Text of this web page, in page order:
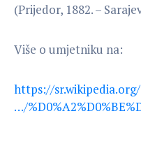
(Prijedor, 1882. –
Više o umjetniku na:
https://sr.wikipedia.org/
…/